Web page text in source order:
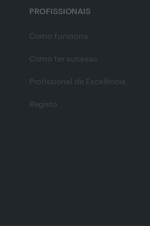
PROFISSIONAIS
Como funciona
Como ter sucesso
Profissional de Excelência
Registo